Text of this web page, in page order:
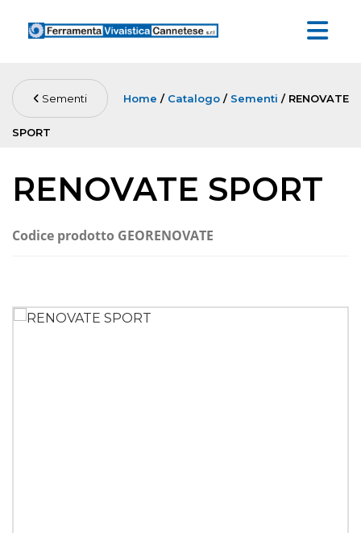
Sementi Home / Catalogo / Sementi / RENOVATE
SPORT
RENOVATE SPORT
Codice prodotto GEORENOVATE